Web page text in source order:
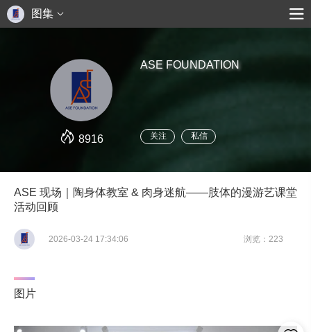
图集
8916
ASE FOUNDATION
关注 私信
ASE 现场｜陶身体教室 & 肉身迷航——肢体的漫游艺课堂
活动回顾
2026-03-24 17:34:06 浏览：223
图片